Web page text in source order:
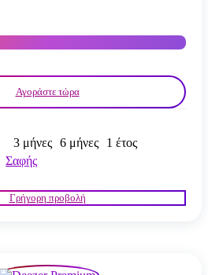
Αγοράστε τώρα
3 μήνες 6 μήνες
1 έτος
Σαφής
Γρήγορη προβολή